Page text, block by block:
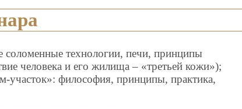
соломенные технологии, печи, принципы
человека и его жилища – «третьей кожи»);
участок»: философия, принципы, практика,